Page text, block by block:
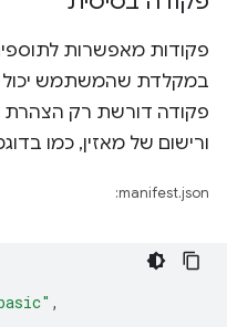
פקודות מאפשרות
במקלדת שהמשתמש יכול
פקודה דורשת רק
ורישום של מאזין, כמו
manifest.json:
,